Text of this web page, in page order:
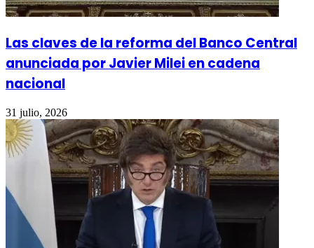
Las claves de la reforma del Banco Central
anunciada por Javier Milei en cadena
nacional
31 julio, 2026